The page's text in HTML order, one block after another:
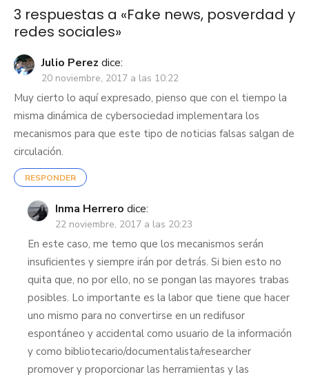
3 respuestas a «Fake news, posverdad y
redes sociales»
Julio Perez dice:
20 noviembre, 2017 a las 10:22
Muy cierto lo aquí expresado, pienso que con el tiempo la
misma dinámica de cybersociedad implementara los
mecanismos para que este tipo de noticias falsas salgan de
circulación.
RESPONDER
Inma Herrero dice:
22 noviembre, 2017 a las 20:23
En este caso, me temo que los mecanismos serán
insuficientes y siempre irán por detrás. Si bien esto no
quita que, no por ello, no se pongan las mayores trabas
posibles. Lo importante es la labor que tiene que hacer
uno mismo para no convertirse en un redifusor
espontáneo y accidental como usuario de la información
y como bibliotecario/documentalista/researcher
promover y proporcionar las herramientas y las